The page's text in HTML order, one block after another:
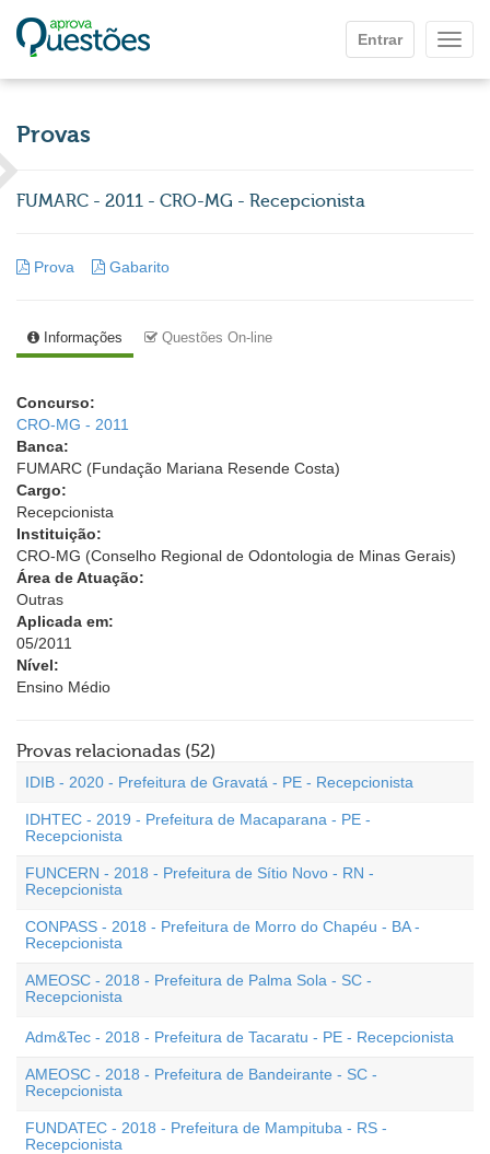
Entrar
Provas
FUMARC - 2011 - CRO-MG - Recepcionista
Prova Gabarito
Informações Questões On-line
Concurso:
CRO-MG - 2011
Banca:
FUMARC (Fundação Mariana Resende Costa)
Cargo:
Recepcionista
Instituição:
CRO-MG (Conselho Regional de Odontologia de Minas Gerais)
Área de Atuação:
Outras
Aplicada em:
05/2011
Nível:
Ensino Médio
Provas relacionadas (52)
IDIB - 2020 - Prefeitura de Gravatá - PE - Recepcionista
IDHTEC - 2019 - Prefeitura de Macaparana - PE -
Recepcionista
FUNCERN - 2018 - Prefeitura de Sítio Novo - RN -
Recepcionista
CONPASS - 2018 - Prefeitura de Morro do Chapéu - BA -
Recepcionista
AMEOSC - 2018 - Prefeitura de Palma Sola - SC -
Recepcionista
Adm&Tec - 2018 - Prefeitura de Tacaratu - PE - Recepcionista
AMEOSC - 2018 - Prefeitura de Bandeirante - SC -
Recepcionista
FUNDATEC - 2018 - Prefeitura de Mampituba - RS -
Recepcionista